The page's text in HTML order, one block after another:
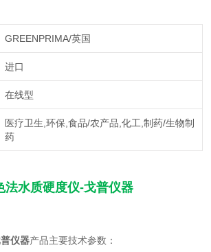
GREENPRIMA/英国
进口
在线型
医疗卫生,环保,食品/农产品,化工,制药/生物制
药
法水质硬度仪-戈普仪器
仪器产品主要技术参数：